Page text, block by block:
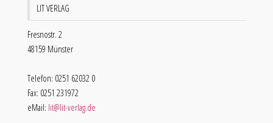
LIT VERLAG
Fresnostr. 2
48159 Münster
Telefon: 0251 62032 0
Fax: 0251 231972
eMail: lit@lit-verlag.de